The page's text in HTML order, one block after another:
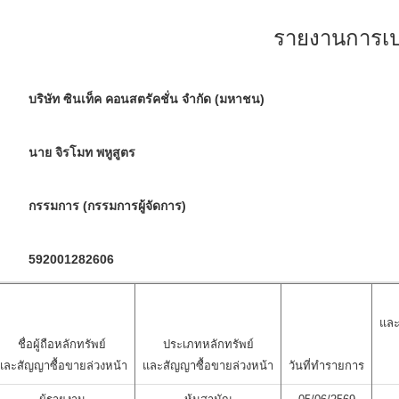
รายงานการ
บริษัท ซินเท็ค คอนสตรัคชั่น จำกัด (มหาชน)
นาย จิรโมท พหูสูตร
กรรมการ (กรรมการผู้จัดการ)
592001282606
ชื่อผู้ถือหลักทรัพย์
ละสัญญาซื้อขายล่วงหน้า
ประเภทหลักทรัพย์
และสัญญาซื้อขายล่วงหน้า
วันที่ทำรายการ
แล